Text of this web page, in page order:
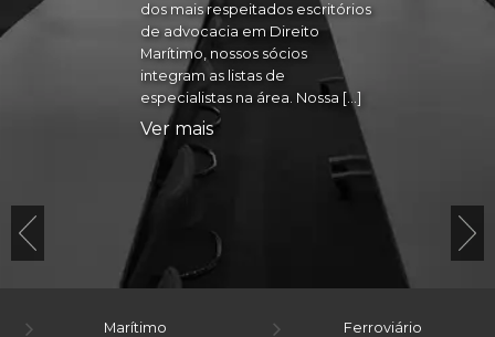
dos mais respeitados escritórios
de advocacia em Direito
Marítimo, nossos sócios
integram as listas de
especialistas na área. Nossa […]
Ver mais
Marítimo Ferroviário